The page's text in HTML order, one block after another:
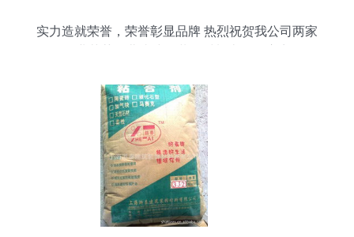
实力造就荣誉，荣誉彰显品牌 热烈祝贺我公司两家